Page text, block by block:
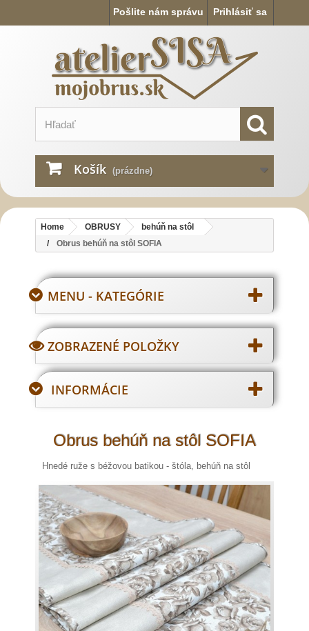
Prihlásiť sa
Pošlite nám správu
Košík (prázdne)
Home OBRUSY
behúň na stôl
Obrus behúň na stôl SOFIA
MENU - KATEGÓRIE
ZOBRAZENÉ POLOŽKY
INFORMÁCIE
Obrus behúň na stôl SOFIA
Hnedé ruže s béžovou batikou - štóla, behúň na stôl